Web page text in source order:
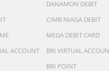
DANAMON DEBIT
CIMB NIAGA DEBIT
MEGA DEBIT CARD
ACCOUNT
BRI VIRTUAL
BRI POINT